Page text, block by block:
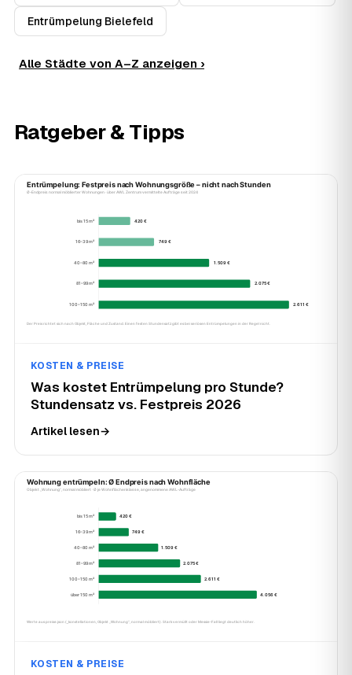
Entrümpelung Bielefeld
Alle Städte von A–Z anzeigen ›
Ratgeber & Tipps
KOSTEN & PREISE
Was kostet Entrümpelung pro Stunde?
Stundensatz vs. Festpreis 2026
Artikel lesen→
KOSTEN & PREISE